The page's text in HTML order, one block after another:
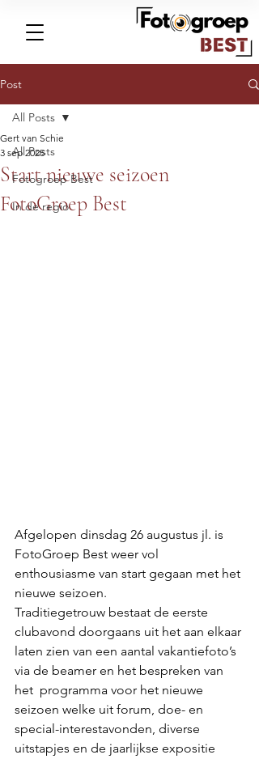
Post
All Posts
Fotogroep Best
In de regio
All Posts
Start nieuwe seizoen
FotoGroep Best
Gert van Schie
3 sep 2025
Afgelopen dinsdag 26 augustus jl. is
FotoGroep Best weer vol
enthousiasme van start gegaan met het
nieuwe seizoen.
Traditiegetrouw bestaat de eerste
clubavond doorgaans uit het aan elkaar
laten zien van een aantal vakantiefoto’s
via de beamer en het bespreken van
het  programma voor het nieuwe
seizoen welke uit forum, doe- en
special-interestavonden, diverse
uitstapjes en de jaarlijkse expositie